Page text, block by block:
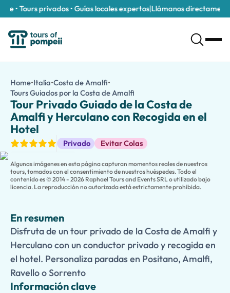
Tours privados • Guías locales expertos|Llámanos directamente al
/es/tours/tour-privado-guiado-de-la-costa-de-amalfi-y-
Disfruta de un tour privado de la Costa de Amalfi y Herculano
Descubre la combinación perfecta entre la historia antigua y
Comienza tu viaje en las ruinas notablemente bien
Continúa a lo largo de la impresionanteCosta de Amalfi,
Las familias que viajan con niños pueden elegir una
Home•Italia•Costa de Amalfi•
Tours Guiados por la Costa de Amalfi
Tour Privado Guiado de la Costa de
Amalfi y Herculano con Recogida en el
Hotel
Privado Evitar Colas
Tours Guiados
Algunas imágenes en esta página capturan momentos reales de nuestros
tours, tomados con el consentimiento de nuestros huéspedes. Todo el
contenido es © 2014 - 2026 Raphael Tours and Events SRL o utilizado bajo
licencia. La reproducción no autorizada está estrictamente prohibida.
En resumen
Disfruta de un tour privado de la Costa de Amalfi y
Herculano con un conductor privado y recogida en
el hotel. Personaliza paradas en Positano, Amalfi,
Ravello o Sorrento
Información clave